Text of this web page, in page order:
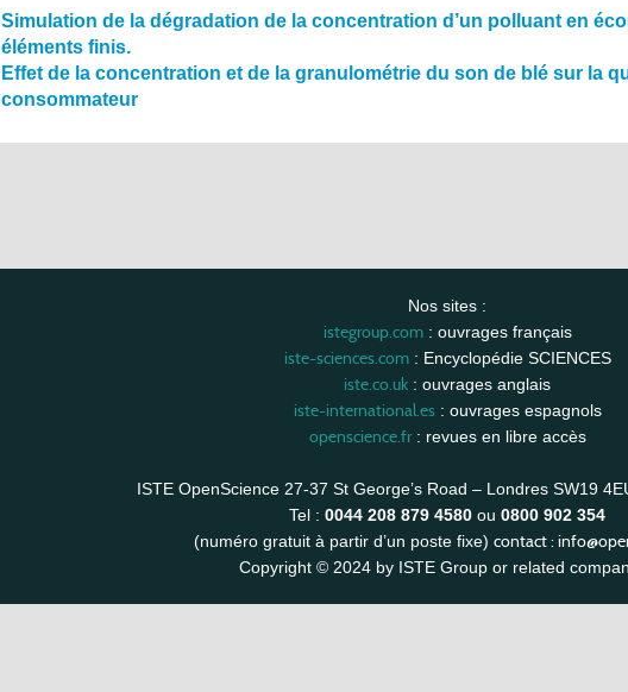
Simulation de la dégradation de la concentration d’un polluant en
éléments finis.
Effet de la concentration et de la granulométrie du son de blé sur la
consommateur
Nos sites :
istegroup.com: ouvrages français
iste-sciences.com: Encyclopédie SCIENCES
iste.co.uk : ouvrages anglais
iste-international.es: ouvrages espagnols
openscience.fr: revues en libre accès
ISTE OpenScience 27-37 St George’s Road – Londres SW19
Tel : 0044 208 879 4580 ou 0800 902 354
(numéro gratuit à partir d’un poste fixe) contact :
Copyright © 2024 by ISTE Group or related